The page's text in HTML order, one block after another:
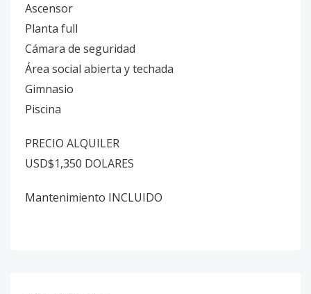
Ascensor
Planta full
Cámara de seguridad
Área social abierta y techada
Gimnasio
Piscina
PRECIO ALQUILER
USD$1,350 DOLARES
Mantenimiento INCLUIDO